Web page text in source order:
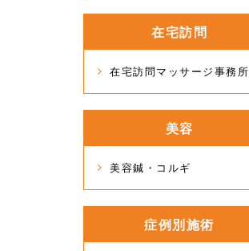
在宅訪問
在宅訪問マッサージ事務所
美容
美容鍼・コルギ
症例別施術